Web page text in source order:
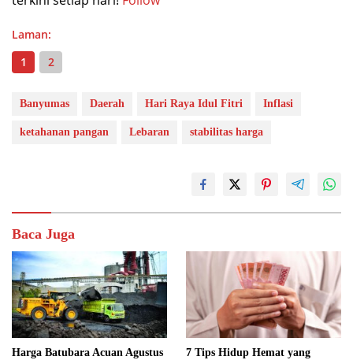
Laman:
1
2
Banyumas Daerah Hari Raya Idul Fitri Inflasi
ketahanan pangan Lebaran stabilitas harga
Baca Juga
Harga Batubara Acuan Agustus
7 Tips Hidup Hemat yang